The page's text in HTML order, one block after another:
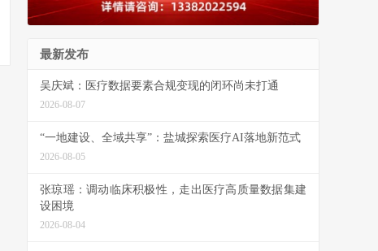
最新发布
吴庆斌：医疗数据要素合规变现的闭环尚未打通
2026-08-07
“一地建设、全域共享”：盐城探索医疗AI落地新范式
2026-08-05
张琼瑶：调动临床积极性，走出医疗高质量数据集建
设困境
2026-08-04